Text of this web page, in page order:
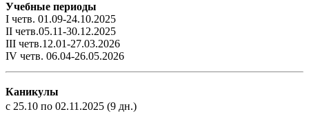
Учебные периоды
I четв. 01.09-24.10.2025
II четв.05.11-30.12.2025
III четв.12.01-27.03.2026
IV четв. 06.04-26.05.2026
Каникулы
с 25.10 по 02.11.2025 (9 дн.)